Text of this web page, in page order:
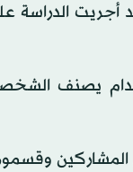
يصنف
المشاركين